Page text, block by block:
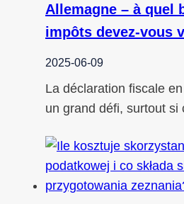
Allemagne – à quel
impôts devez-vous
2025-06-09
La déclaration fiscale
un grand défi, surtout si